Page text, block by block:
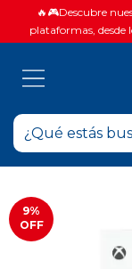
🔥🎮Descubre
plataformas, desde
9%
OFF